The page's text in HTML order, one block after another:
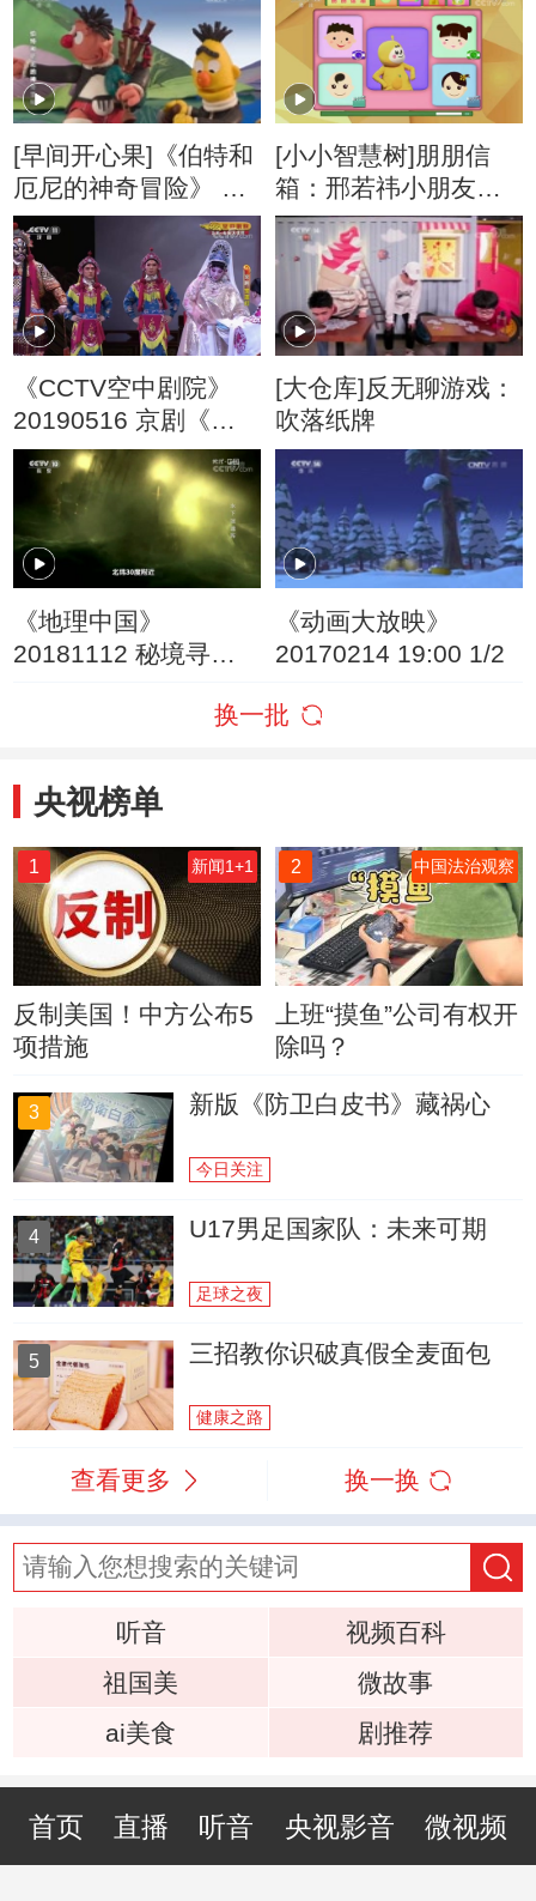
[早间开心果]《伯特和
厄尼的神奇冒险》 第
27集
[小小智慧树]朋朋信
箱：邢若祎小朋友的
来信
《CCTV空中剧院》
20190516 京剧《宝
莲灯》 1/2
[大仓库]反无聊游戏：
吹落纸牌
《地理中国》
20181112 秘境寻踪·
《动画大放映》
20170214 19:00 1/2
换一批
央视榜单
1 新闻1+1
反制美国！中方公布5
项措施
2 中国法治观察
上班“摸鱼”公司有权开
除吗？
3 新版《防卫白皮书》藏祸心
今日关注
4 U17男足国家队：未来可期
足球之夜
5 三招教你识破真假全麦面包
健康之路
查看更多 换一换
听音
视频百科
祖国美
微故事
ai美食
剧推荐
首页 直播 听音 央视影音 微视频